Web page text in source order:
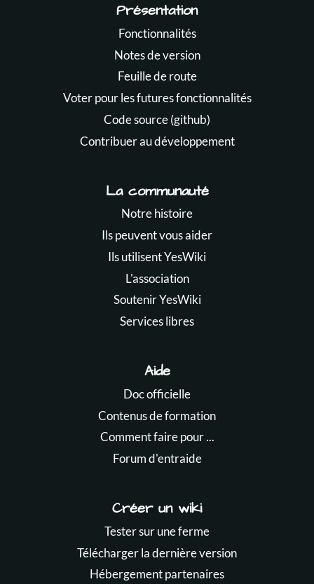
Présentation
Fonctionnalités
Notes de version
Feuille de route
Voter pour les futures fonctionnalités
Code source (github)
Contribuer au développement
La communauté
Notre histoire
Ils peuvent vous aider
Ils utilisent YesWiki
L'association
Soutenir YesWiki
Services libres
Aide
Doc officielle
Contenus de formation
Comment faire pour ...
Forum d'entraide
Créer un wiki
Tester sur une ferme
Télécharger la dernière version
Hébergement partenaires